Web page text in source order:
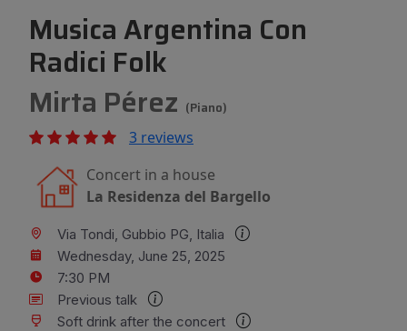
Musica Argentina Con
Radici Folk
Mirta Pérez (Piano)
3 reviews
Concert in a house
La Residenza del Bargello
Via Tondi, Gubbio PG, Italia
Wednesday, June 25, 2025
7:30 PM
Previous talk
Soft drink after the concert